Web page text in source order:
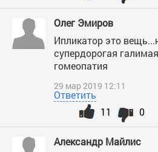
Олег Эмиров
Ипликатор это
супердорогая галимая
гомеопатия
29 мар 2019 12:11
Ответить
0
11
Александр Майлис